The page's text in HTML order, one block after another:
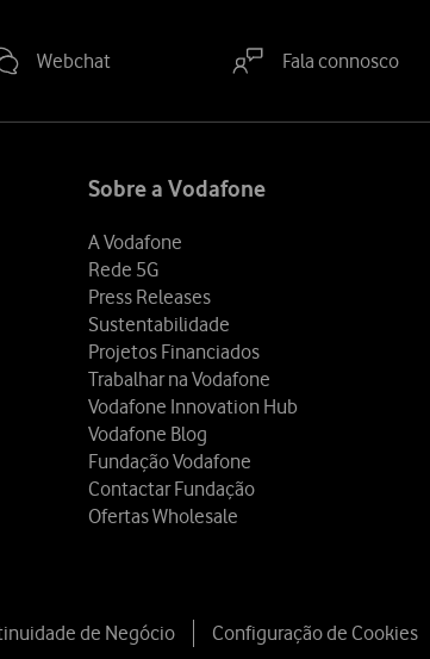
Webchat Fala connosco
Sobre a Vodafone
A Vodafone
Rede 5G
Press Releases
Sustentabilidade
Projetos Financiados
Trabalhar na Vodafone
Vodafone Innovation Hub
Vodafone Blog
Fundação Vodafone
Contactar Fundação
Ofertas Wholesale
de Negócio Configuração de Cookies